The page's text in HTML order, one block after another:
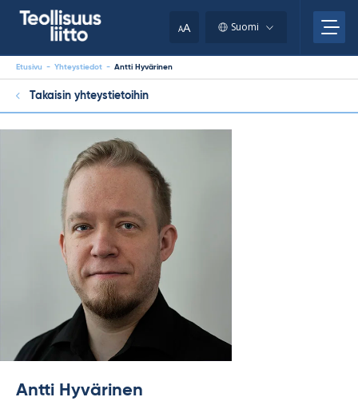
AA Suomi
Etusivu - Yhteystiedot - Antti Hyvärinen
Takaisin yhteystietoihin
Antti Hyvärinen
clipboard.)